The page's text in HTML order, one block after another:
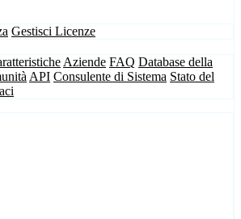
Gestisci Licenze
Aziende FAQ Database della
API Consulente di Sistema Stato del